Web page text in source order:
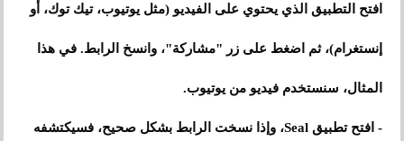
افتح التطبيق الذي يحتوي على الفيديو (مثل يوتيوب، تيك توك، أو
إنستغرام)، ثم اضغط على زر "مشاركة"، وانسخ الرابط. في هذا
المثال، سنستخدم فيديو من يوتيوب.
- افتح تطبيق Seal، وإذا نسخت الرابط بشكل صحيح، فسيكتشفه